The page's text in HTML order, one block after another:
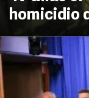
homicidio